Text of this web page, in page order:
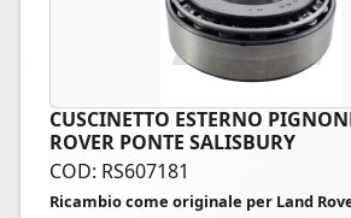
CUSCINETTO ESTERNO
ROVER PONTE SALISBURY
COD: RS607181
Ricambio come originale per Land